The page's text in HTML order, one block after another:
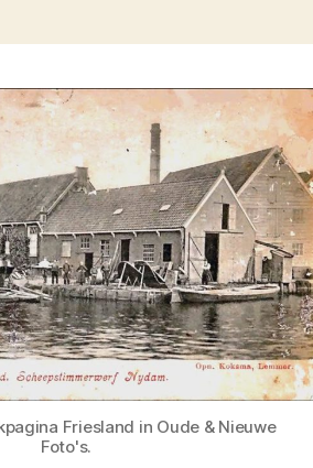
Friesland in Oude & Nieuwe
Foto's.